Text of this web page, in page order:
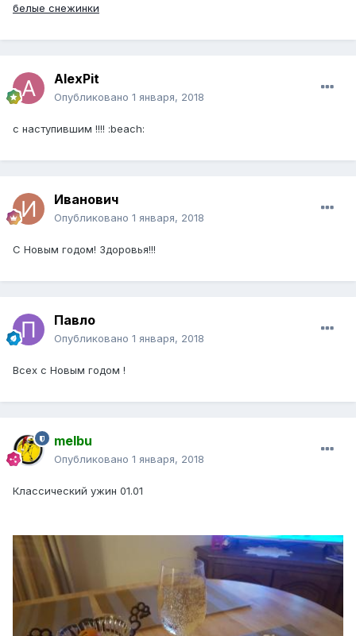
белые снежинки
AlexPit
Опубликовано 1 января, 2018
с наступившим !!!! :beach:
Иванович
Опубликовано 1 января, 2018
С Новым годом! Здоровья!!!
Павло
Опубликовано 1 января, 2018
Всех с Новым годом !
melbu
Опубликовано 1 января, 2018
Классический ужин 01.01